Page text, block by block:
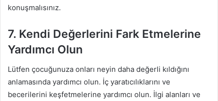
konuşmalısınız.
7. Kendi Değerlerini Fark Etmelerine
Yardımcı Olun
Lütfen çocuğunuza onları neyin daha değerli kıldığını
anlamasında yardımcı olun. İç yaratıcılıklarını ve
becerilerini keşfetmelerine yardımcı olun. İlgi alanları ve